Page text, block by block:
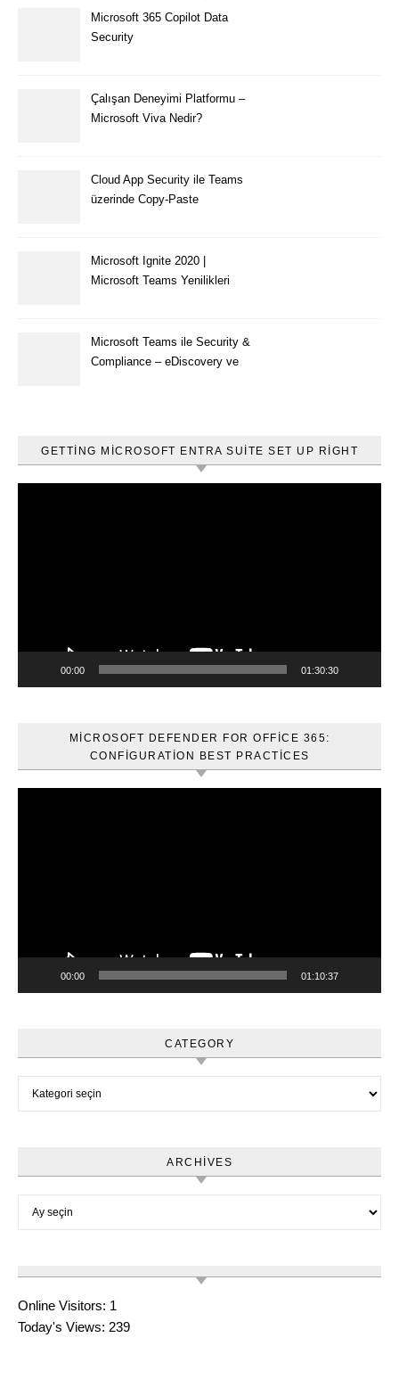
Microsoft 365 Copilot Data
Security
Çalışan Deneyimi Platformu –
Microsoft Viva Nedir?
Cloud App Security ile Teams
üzerinde Copy-Paste
Microsoft Ignite 2020 |
Microsoft Teams Yenilikleri
Microsoft Teams ile Security &
Compliance – eDiscovery ve
GETTING MICROSOFT ENTRA SUITE SET UP RIGHT
00:00 01:30:30
MICROSOFT DEFENDER FOR OFFICE 365:
CONFIGURATION BEST PRACTICES
00:00 01:10:37
CATEGORY
ARCHIVES
Online Visitors: 1
Today's Views: 239